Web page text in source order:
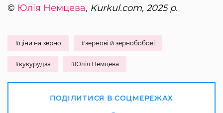
© Юлія Немцева, Kurkul.com, 2025 р.
#ціни на зерно #зернові й зернобобові
#кукурудза #Юлія Немцева
ПОДІЛИТИСЯ В СОЦМЕРЕЖАХ